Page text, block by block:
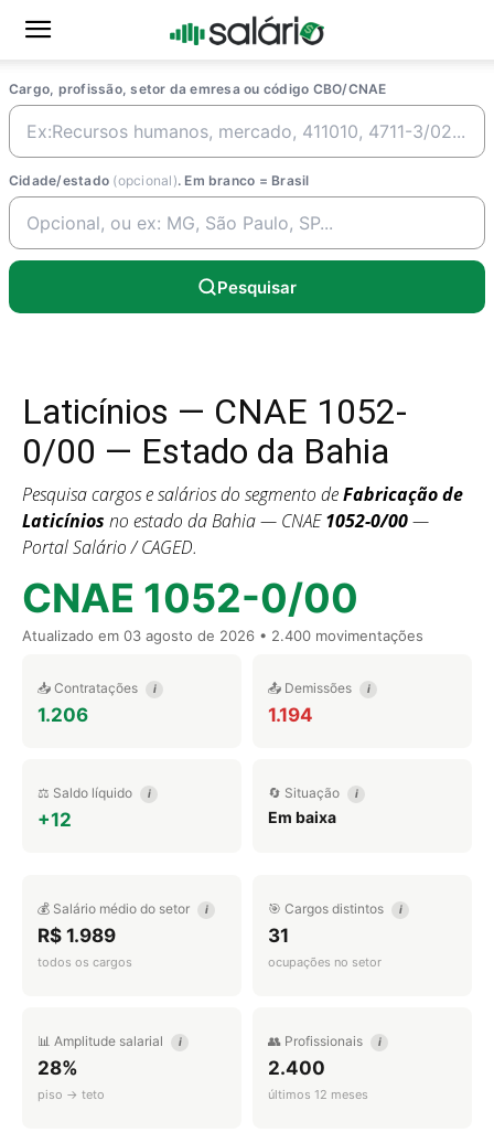
Cargo, profissão, setor da emresa ou código CBO/CNAE
Cidade/estado (opcional). Em branco = Brasil
Pesquisar
Laticínios — CNAE 1052-
0/00 — Estado da Bahia
Pesquisa cargos e salários do segmento deFabricação de
Laticínios no estado da Bahia — CNAE1052-0/00—
Portal Salário / CAGED.
CNAE 1052-0/00
Atualizado em 03 agosto de 2026 • 2.400 movimentações
📥 Contratações i
1.206
📤 Demissões i
1.194
⚖️ Saldo líquido i
+12
🔄 Situação i
Em baixa
💰 Salário médio do setor i
R$ 1.989
todos os cargos
🎯 Cargos distintos i
31
ocupações no setor
📊 Amplitude salarial i
28%
piso → teto
👥 Profissionais i
2.400
últimos 12 meses